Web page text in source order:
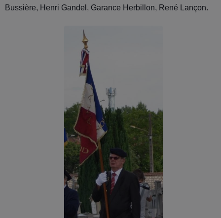
Bussière, Henri Gandel, Garance Herbillon, René Lançon.